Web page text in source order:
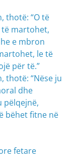
thotë: “O të
martohet,
e mbron
le të
për të.”
thotë: “Nëse ju
dhe
pëlqejnë,
bëhet fitne në
fetare